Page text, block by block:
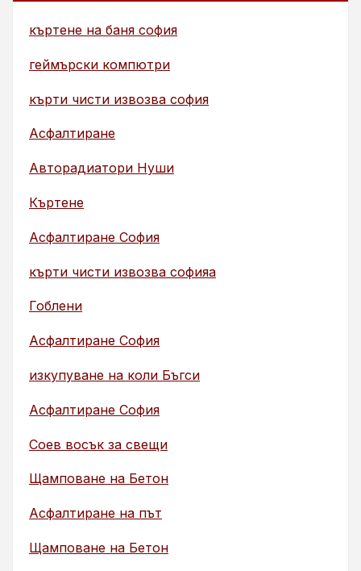
къртене на баня софия
геймърски компютри
кърти чисти извозва софия
Асфалтиране
Авторадиатори Нуши
Къртене
Асфалтиране София
кърти чисти извозва софияа
Гоблени
Асфалтиране София
изкупуване на коли Бъгси
Асфалтиране София
Соев восък за свещи
Щамповане на Бетон
Асфалтиране на път
Щамповане на Бетон